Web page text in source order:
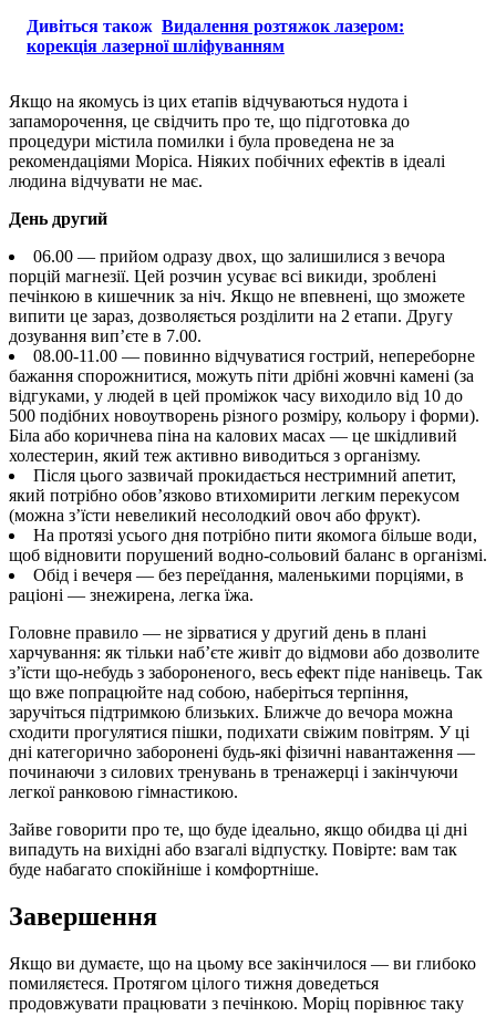
Дивіться також Видалення розтяжок лазером:
корекція лазерної шліфуванням
Якщо на якомусь із цих етапів відчуваються нудота і
запаморочення, це свідчить про те, що підготовка до
процедури містила помилки і була проведена не за
рекомендаціями Моріса. Ніяких побічних ефектів в ідеалі
людина відчувати не має.
День другий
06.00 — прийом одразу двох, що залишилися з вечора
порцій магнезії. Цей розчин усуває всі викиди, зроблені
печінкою в кишечник за ніч. Якщо не впевнені, що зможете
випити це зараз, дозволяється розділити на 2 етапи. Другу
дозування вип’єте в 7.00.
08.00-11.00 — повинно відчуватися гострий, непереборне
бажання спорожнитися, можуть піти дрібні жовчні камені (за
відгуками, у людей в цей проміжок часу виходило від 10 до
500 подібних новоутворень різного розміру, кольору і форми).
Біла або коричнева піна на калових масах — це шкідливий
холестерин, який теж активно виводиться з організму.
Після цього зазвичай прокидається нестримний апетит,
який потрібно обов’язково втихомирити легким перекусом
(можна з’їсти невеликий несолодкий овоч або фрукт).
На протязі усього дня потрібно пити якомога більше води,
щоб відновити порушений водно-сольовий баланс в організмі.
Обід і вечеря — без переїдання, маленькими порціями, в
раціоні — знежирена, легка їжа.
Головне правило — не зірватися у другий день в плані
харчування: як тільки наб’єте живіт до відмови або дозволите
з’їсти що-небудь з забороненого, весь ефект піде нанівець. Так
що вже попрацюйте над собою, наберіться терпіння,
заручіться підтримкою близьких. Ближче до вечора можна
сходити прогулятися пішки, подихати свіжим повітрям. У ці
дні категорично заборонені будь-які фізичні навантаження —
починаючи з силових тренувань в тренажерці і закінчуючи
легкої ранковою гімнастикою.
Зайве говорити про те, що буде ідеально, якщо обидва ці дні
випадуть на вихідні або взагалі відпустку. Повірте: вам так
буде набагато спокійніше і комфортніше.
Завершення
Якщо ви думаєте, що на цьому все закінчилося — ви глибоко
помиляєтеся. Протягом цілого тижня доведеться
продовжувати працювати з печінкою. Моріц порівнює таку